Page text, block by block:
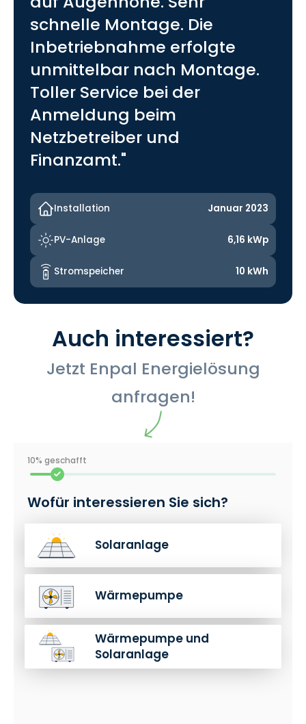
schnelle Montage. Die
Inbetriebnahme erfolgte
unmittelbar nach Montage.
Toller Service bei der
Anmeldung beim
Netzbetreiber und
Finanzamt."
Installation Januar 2023
PV-Anlage 6,16 kWp
Stromspeicher 10 kWh
Auch interessiert?
Jetzt Enpal Energielösung
anfragen!
10% geschafft
Wofür interessieren Sie sich?
Solaranlage
Wärmepumpe
Wärmepumpe und
Solaranlage